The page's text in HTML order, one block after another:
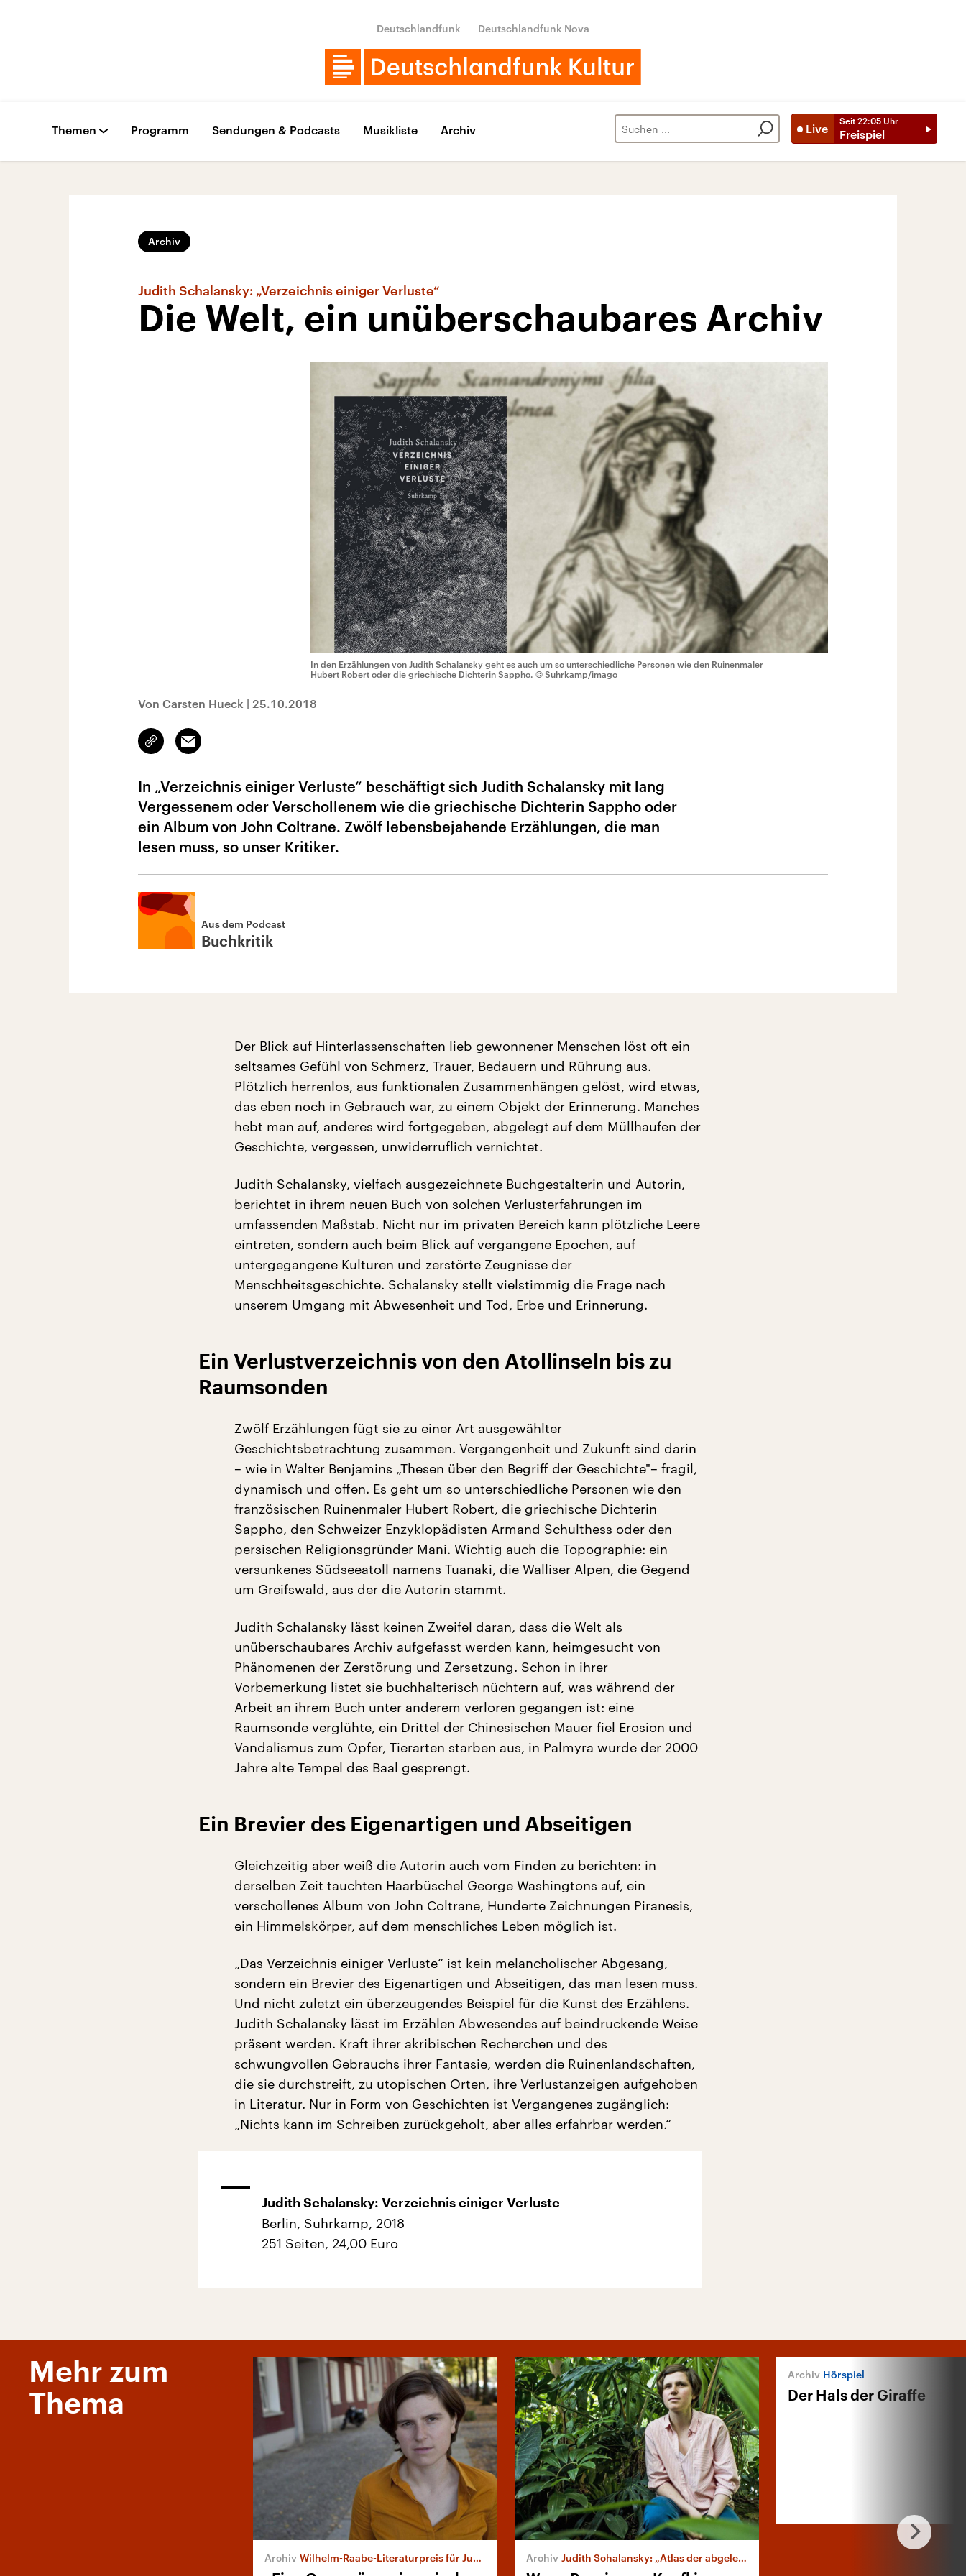
Deutschlandfunk Deutschlandfunk Nova
Live
Seit 22:05 Uhr
Freispiel
Themen Programm Sendungen & Podcasts Musikliste Archiv
Archiv
Judith Schalansky: „Verzeichnis einiger Verluste“
Die Welt, ein unüberschaubares Archiv
In den Erzählungen von Judith Schalansky geht es auch um so unterschiedliche Personen wie den Ruinenmaler
Hubert Robert oder die griechische Dichterin Sappho. © Suhrkamp/imago
Von Carsten Hueck | 25.10.2018
Link
kopieren/teilen
Email
In „Verzeichnis einiger Verluste“ beschäftigt sich Judith Schalansky mit lang
Vergessenem oder Verschollenem wie die griechische Dichterin Sappho oder
ein Album von John Coltrane. Zwölf lebensbejahende Erzählungen, die man
lesen muss, so unser Kritiker.
Aus dem Podcast
Buchkritik
Der Blick auf Hinterlassenschaften lieb gewonnener Menschen löst oft ein
seltsames Gefühl von Schmerz, Trauer, Bedauern und Rührung aus.
Plötzlich herrenlos, aus funktionalen Zusammenhängen gelöst, wird etwas,
das eben noch in Gebrauch war, zu einem Objekt der Erinnerung. Manches
hebt man auf, anderes wird fortgegeben, abgelegt auf dem Müllhaufen der
Geschichte, vergessen, unwiderruflich vernichtet.
Judith Schalansky, vielfach ausgezeichnete Buchgestalterin und Autorin,
berichtet in ihrem neuen Buch von solchen Verlusterfahrungen im
umfassenden Maßstab. Nicht nur im privaten Bereich kann plötzliche Leere
eintreten, sondern auch beim Blick auf vergangene Epochen, auf
untergegangene Kulturen und zerstörte Zeugnisse der
Menschheitsgeschichte. Schalansky stellt vielstimmig die Frage nach
unserem Umgang mit Abwesenheit und Tod, Erbe und Erinnerung.
Ein Verlustverzeichnis von den Atollinseln bis zu
Raumsonden
Zwölf Erzählungen fügt sie zu einer Art ausgewählter
Geschichtsbetrachtung zusammen. Vergangenheit und Zukunft sind darin
– wie in Walter Benjamins „Thesen über den Begriff der Geschichte"– fragil,
dynamisch und offen. Es geht um so unterschiedliche Personen wie den
französischen Ruinenmaler Hubert Robert, die griechische Dichterin
Sappho, den Schweizer Enzyklopädisten Armand Schulthess oder den
persischen Religionsgründer Mani. Wichtig auch die Topographie: ein
versunkenes Südseeatoll namens Tuanaki, die Walliser Alpen, die Gegend
um Greifswald, aus der die Autorin stammt.
Judith Schalansky lässt keinen Zweifel daran, dass die Welt als
unüberschaubares Archiv aufgefasst werden kann, heimgesucht von
Phänomenen der Zerstörung und Zersetzung. Schon in ihrer
Vorbemerkung listet sie buchhalterisch nüchtern auf, was während der
Arbeit an ihrem Buch unter anderem verloren gegangen ist: eine
Raumsonde verglühte, ein Drittel der Chinesischen Mauer fiel Erosion und
Vandalismus zum Opfer, Tierarten starben aus, in Palmyra wurde der 2000
Jahre alte Tempel des Baal gesprengt.
Ein Brevier des Eigenartigen und Abseitigen
Gleichzeitig aber weiß die Autorin auch vom Finden zu berichten: in
derselben Zeit tauchten Haarbüschel George Washingtons auf, ein
verschollenes Album von John Coltrane, Hunderte Zeichnungen Piranesis,
ein Himmelskörper, auf dem menschliches Leben möglich ist.
„Das Verzeichnis einiger Verluste“ ist kein melancholischer Abgesang,
sondern ein Brevier des Eigenartigen und Abseitigen, das man lesen muss.
Und nicht zuletzt ein überzeugendes Beispiel für die Kunst des Erzählens.
Judith Schalansky lässt im Erzählen Abwesendes auf beindruckende Weise
präsent werden. Kraft ihrer akribischen Recherchen und des
schwungvollen Gebrauchs ihrer Fantasie, werden die Ruinenlandschaften,
die sie durchstreift, zu utopischen Orten, ihre Verlustanzeigen aufgehoben
in Literatur. Nur in Form von Geschichten ist Vergangenes zugänglich:
„Nichts kann im Schreiben zurückgeholt, aber alles erfahrbar werden.“
Judith Schalansky: Verzeichnis einiger Verluste
Berlin, Suhrkamp, 2018
251 Seiten, 24,00 Euro
Mehr zum
Thema
Wilhelm-Raabe-Literaturpreis für Judith Schalansky Judith Schalansky: „Atlas der abgelegenen Inseln“
Hörspiel
Der Hals der Giraffe